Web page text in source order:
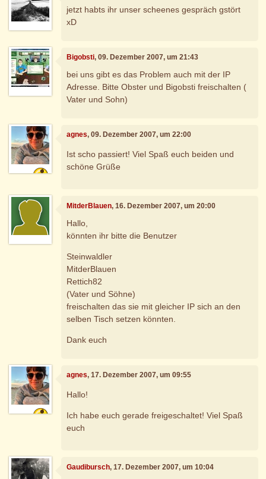
jetzt habts ihr unser scheenes gespräch gstört
xD
Bigobsti, 09. Dezember 2007, um 21:43
bei uns gibt es das Problem auch mit der IP
Adresse. Bitte Obster und Bigobsti freischalten (
Vater und Sohn)
agnes, 09. Dezember 2007, um 22:00
Ist scho passiert! Viel Spaß euch beiden und
schöne Grüße
MitderBlauen, 16. Dezember 2007, um 20:00
Hallo,
könnten ihr bitte die Benutzer
Steinwaldler
MitderBlauen
Rettich82
(Vater und Söhne)
freischalten das sie mit gleicher IP sich an den
selben Tisch setzen könnten.
Dank euch
agnes, 17. Dezember 2007, um 09:55
Hallo!
Ich habe euch gerade freigeschaltet! Viel Spaß
euch
Gaudibursch, 17. Dezember 2007, um 10:04